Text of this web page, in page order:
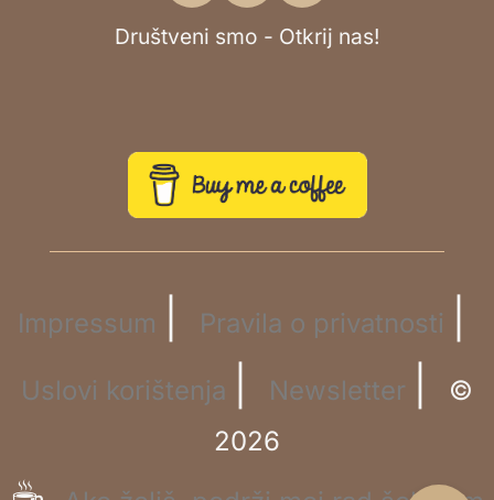
Društveni smo - Otkrij nas!
Impressum Pravila o privatnosti
Uslovi korištenja Newsletter
©
2026